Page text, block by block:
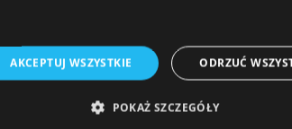
w Niedzicy; dziś atrakcje takie jak kajakowy
całą uwagę, a szkoda, bo tu też jest wiele
legendy o inkaskim skarbie; muzeum
AKCEPTUJ WSZYSTKIE ODRZUĆ
POKAŻ SZCZEGÓŁY